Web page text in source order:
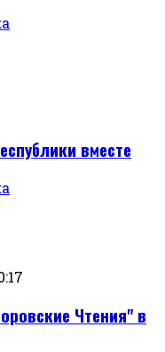
вместе
Чтения" в